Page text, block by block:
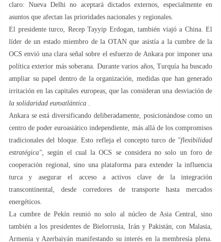
claro: Nueva Delhi no aceptará dictados externos, especialmente en
asuntos que afectan las prioridades nacionales y regionales.
El presidente turco, Recep Tayyip Erdogan, también viajó a China. El
líder de un estado miembro de la OTAN que asistía a la cumbre de la
OCS envió una clara señal sobre el esfuerzo de Ankara por imponer una
política exterior más soberana. Durante varios años, Turquía ha buscado
ampliar su papel dentro de la organización, medidas que han generado
irritación en las capitales europeas, que las consideran una desviación de
la solidaridad euroatlántica
Ankara se está diversificando deliberadamente, posicionándose como un
centro de poder euroasiático independiente, más allá de los compromisos
tradicionales del bloque. Esto refleja el concepto turco de "flexibilidad
estratégica",
según el cual la OCS se considera no solo un foro de
cooperación regional, sino una plataforma para extender la influencia
turca y asegurar el acceso a activos clave de la integración
transcontinental, desde corredores de transporte hasta mercados
energéticos.
La cumbre de Pekín reunió no solo al núcleo de Asia Central, sino
también a los presidentes de Bielorrusia, Irán y Pakistán, con Malasia,
Armenia y Azerbaiyán manifestando su interés en la membresía plena.